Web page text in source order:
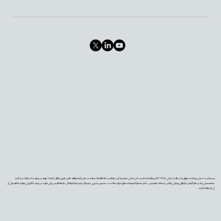
وب‌سایت «دیجی‌پزشک» موفق به دریافت نشان PIF TICK بریتانیا شده است. این نشان معتبر به این معناست که اطلاعات سلامت ما بر پایه شواهد علمی به‌روز و قابل اعتماد تهیه می‌شوند، با مشارکت و تأیید
متخصصان و با در نظر گرفتن نیازهای بیماران طراحی شده‌اند. همچنین، تمام محتوا با توجه به سطح سواد سلامت، دسترس‌پذیری دیجیتال و شرایط فرهنگی جامعه فارسی‌زبان تولید می‌شود تا کاربران بتوانند با اطمینان از
آن استفاده کنند.